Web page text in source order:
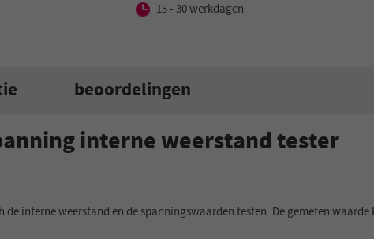
15 - 30 werkdagen
beoordelingen
interne weerstand tester
interne weerstand en de spanningswaarden testen. De gemeten